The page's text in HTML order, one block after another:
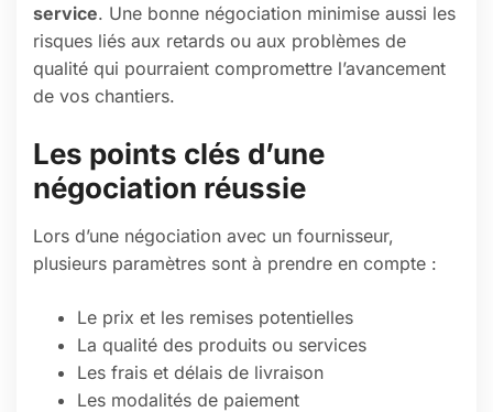
service. Une bonne négociation minimise aussi les
risques liés aux retards ou aux problèmes de
qualité qui pourraient compromettre l’avancement
de vos chantiers.
Les points clés d’une
négociation réussie
Lors d’une négociation avec un fournisseur,
plusieurs paramètres sont à prendre en compte :
Le prix et les remises potentielles
La qualité des produits ou services
Les frais et délais de livraison
Les modalités de paiement